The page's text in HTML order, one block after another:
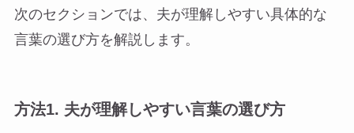
次のセクションでは、夫が理解しやすい具体的な
言葉の選び方を解説します。
方法1. 夫が理解しやすい言葉の選び方